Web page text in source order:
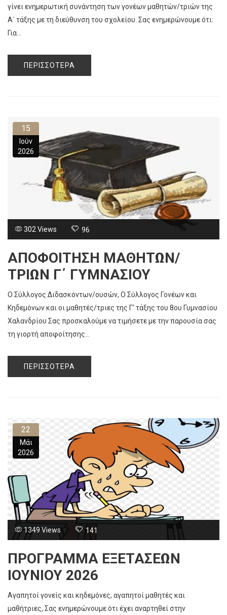
γίνει ενημερωτική συνάντηση των γονέων μαθητών/τριών της
Α΄ τάξης με τη διεύθυνση του σχολείου. Σας ενημερώνουμε ότι:
Για...
ΠΕΡΙΣΣΌΤΕΡΑ
15
Ιούν
2026
302 Views 96
ΑΠΟΦΟΊΤΗΣΗ ΜΑΘΗΤΏΝ/
ΤΡΙΏΝ Γ΄ ΓΥΜΝΑΣΊΟΥ
Ο Σύλλογος Διδασκόντων/ουσών, Ο Σύλλογος Γονέων και
Κηδεμόνων και οι μαθητές/τριες της Γ’ τάξης του 8ου Γυμνασίου
Χαλανδρίου Σας προσκαλούμε να τιμήσετε με την παρουσία σας
τη γιορτή αποφοίτησης...
ΠΕΡΙΣΣΌΤΕΡΑ
22
Μάι
2026
1349 Views 141
ΠΡΟΓΡΑΜΜΑ ΕΞΕΤΑΣΕΩΝ
ΙΟΥΝΙΟΥ 2026
Αγαπητοί γονείς και κηδεμόνες, αγαπητοί μαθητές και
μαθήτριες, Σας ενημερώνουμε ότι έχει αναρτηθεί στην